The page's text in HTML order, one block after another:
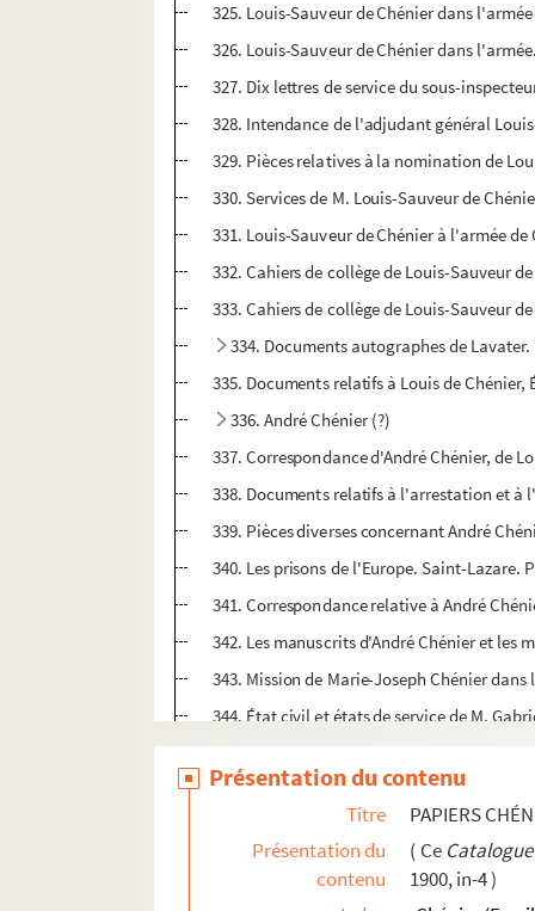
325. Louis-Sauveur de Chénier dans
326. Louis-Sauveur de Chénier dans
327. Dix lettres de service du sous-
328. Intendance de l'adjudant général
329. Pièces relatives à la nomination de
330. Services de M. Louis-Sauveur de
331. Louis-Sauveur de Chénier à l'armée
332. Cahiers de collège de Louis-Sauveur
333. Cahiers de collège de Louis-Sauveur
334. Documents autographes de
335. Documents relatifs à Louis de
336. André Chénier (?)
337. Correspondance d'André Chénier, de
338. Documents relatifs à l'arrestation et à
339. Pièces diverses concernant André
340. Les prisons de l'Europe. Saint-
341. Correspondance relative à André
342. Les manuscrits d'André Chénier et les
343. Mission de Marie-Joseph Chénier
344. État civil et états de service de M.
345. Diplômes divers obtenus par M.
346. Services de M. Gabriel de Chénier au
347. Traductions d'Horace en vers, par M.
348. Documents maçonniques, et
Présentation du contenu
Titre
PAPIERS
Présentation du
contenu
( Ce Catalogue
1900, in-4 )